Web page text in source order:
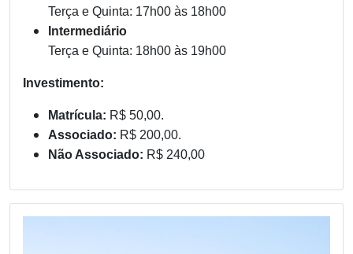
Terça e Quinta: 17h00 às 18h00
Intermediário
Terça e Quinta: 18h00 às 19h00
Investimento:
Matrícula: R$ 50,00.
Associado: R$ 200,00.
Não Associado: R$ 240,00